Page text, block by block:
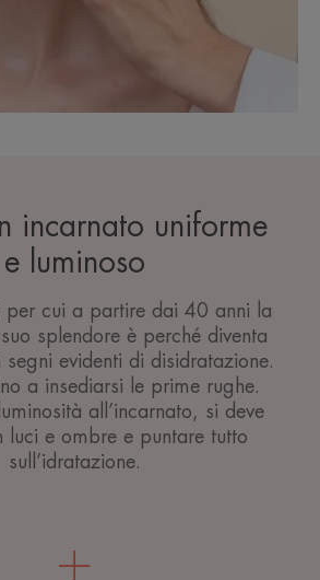
incarnato uniforme
e luminoso
per cui a partire dai 40 anni la
splendore è perché diventa
evidenti di disidratazione.
a insediarsi le prime rughe.
all’incarnato, si deve
luci e ombre e puntare tutto
sull’idratazione.